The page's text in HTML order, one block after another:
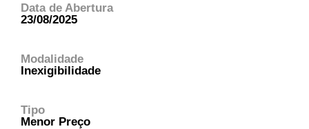
Data de Abertura
23/08/2025
Modalidade
Inexigibilidade
Tipo
Menor Preço